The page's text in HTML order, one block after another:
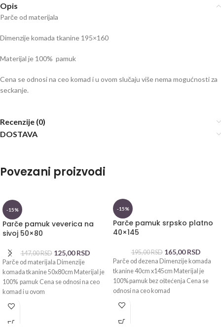
Opis
Parče od materijala
Dimenzije komada tkanine 195×160
Materijal je 100% pamuk
Cena se odnosi na ceo komad i u ovom slučaju više nema mogućnosti za
seckanje.
Recenzije (0)
DOSTAVA
Povezani proizvodi
-15%
Parče pamuk veverica na
sivoj 50×80
147,00RSD 125,00RSD
Parče od materijala Dimenzije
komada tkanine 50x80cm Materijal je
100% pamuk Cena se odnosi na ceo
komad i u ovom
-15%
Parče pamuk srpsko platno
40×145
195,00RSD 165,00RSD
Parče od dezena Dimenzije komada
tkanine 40cm x145cm Materijal je
100% pamuk bez oštećenja Cena se
odnosi na ceo komad